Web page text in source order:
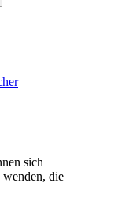
sich
wenden, die